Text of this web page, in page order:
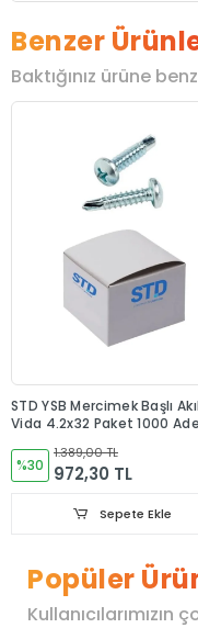
Benzer
Baktığınız ürüne
STD YSB Mercimek Başlı
Vida 4.2x32 Paket 1000
%30
1.389,00 TL
972,30 TL
Sepete Ekle
Popüler